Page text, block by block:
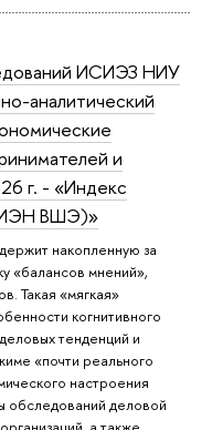
ИСИЭЗ НИУ
аналитический
и
г. - «Индекс
ВШЭ)»
накопленную за
«балансов мнений»,
Такая «мягкая»
когнитивного
тенденций и
«почти реального
настроения
обследований деловой